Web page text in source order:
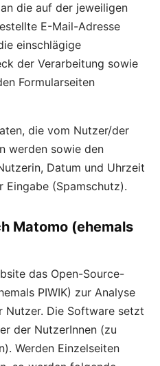
die auf der jeweiligen
E-Mail-Adresse
einschlägige
der Verarbeitung sowie
Formularseiten
die vom Nutzer/der
werden sowie den
Datum und Uhrzeit
Eingabe (Spamschutz).
Matomo (ehemals
das Open-Source-
PIWIK) zur Analyse
Nutzer. Die Software setzt
der NutzerInnen (zu
Werden Einzelseiten